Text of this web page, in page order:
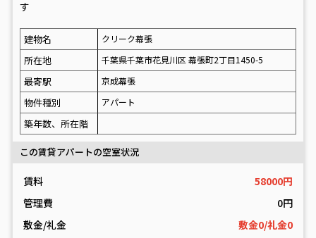
す
建物名 クリーク幕張
所在地 千葉県千葉市花見川区 幕張町2丁目1450-5
最寄駅 京成幕張
物件種別 アパート
築年数、所在階
この賃貸アパートの空室状況
賃料
58000円
管理費
0円
敷金/礼金
敷金0/礼金0